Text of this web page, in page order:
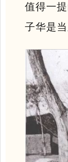
值得一
子华是